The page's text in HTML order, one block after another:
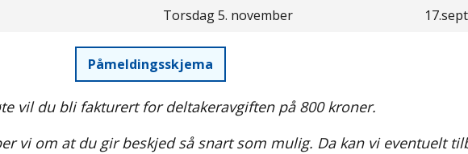
Torsdag 5. november
Påmeldingsskjema
vil du bli fakturert for deltakeravgiften på 800 kroner.
vi om at du gir beskjed så snart som mulig. Da kan vi eventuelt